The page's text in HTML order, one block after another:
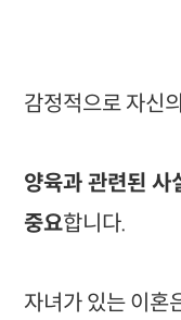
감정적으로 자신
양육과 관련된 사
중요합니다.
자녀가 있는 이혼